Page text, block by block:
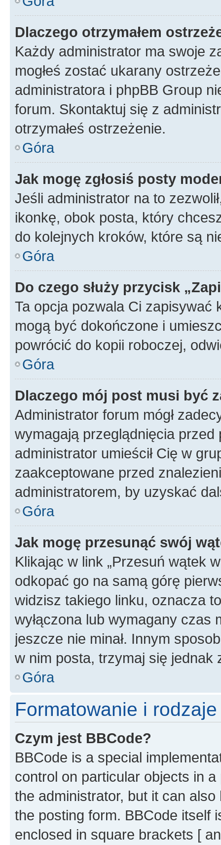
Dlaczego otrzymałem
Każdy administrator ma swoje
mogłeś zostać ukarany
administratora i phpBB Group
forum. Skontaktuj się z
otrzymałeś ostrzeżenie.
Góra
Jak mogę zgłosiś posty
Jeśli administrator na to
ikonkę, obok posta, który
do kolejnych kroków, które są
Góra
Do czego służy przycisk
Ta opcja pozwala Ci zapisywać
mogą być dokończone i
powrócić do kopii roboczej,
Góra
Dlaczego mój post musi być
Administrator forum mógł
wymagają przeglądnięcia
administrator umieścił Cię w
zaakceptowane przed
administratorem, by uzyskać
Góra
Jak mogę przesunąć swój
Klikając w link „Przesuń wątek
odkopać go na samą górę
widzisz takiego linku, oznacza
wyłączona lub wymagany czas
jeszcze nie minał. Innym
w nim posta, trzymaj się jednak
Góra
Formatowanie i
Czym jest BBCode?
BBCode is a special
control on particular objects in
the administrator, but it can
the posting form. BBCode itself
enclosed in square brackets [